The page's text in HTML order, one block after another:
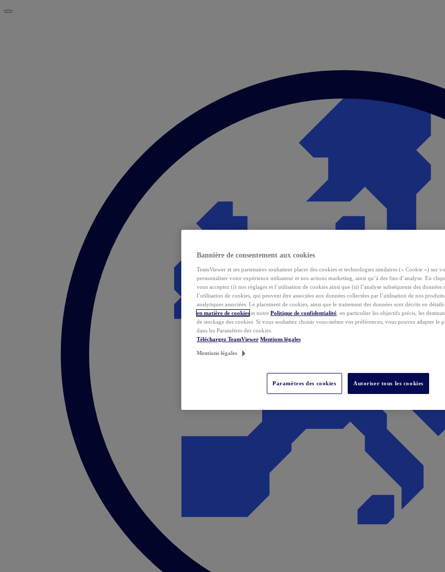
Bannière de consentement aux cookies
TeamViewer et ses partenaires souhaitent placer des cookies et technologies similaires (« Cookie ») sur
personnaliser votre expérience utilisateur et nos actions marketing, ainsi qu’à des fins d’analyse. En
vous acceptez (i) nos réglages et l’utilisation de cookies ainsi que (ii) l’analyse subséquente des données
l’utilisation de cookies, qui peuvent être associées aux données collectées par l’utilisation de nos produits
analytiques associées. Le placement de cookies, ainsi que le traitement des données sont décrits en
en matière de cookies et notre Politique de confidentialité , en particulier les objectifs précis, les
de stockage des cookies. Si vous souhaitez choisir vous-même vos préférences, vous pouvez adapter le
dans les Paramètres des cookies.
Téléchargez TeamViewer Mentions légales
Mentions légales
Paramètres des cookies Autoriser tous les cookies